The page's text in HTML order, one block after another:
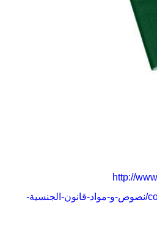
http://
content/uploads/2017/02/نصوص-و-مواد-قانون-الجنسية-